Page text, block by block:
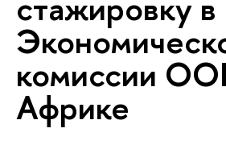
комиссии
Африке